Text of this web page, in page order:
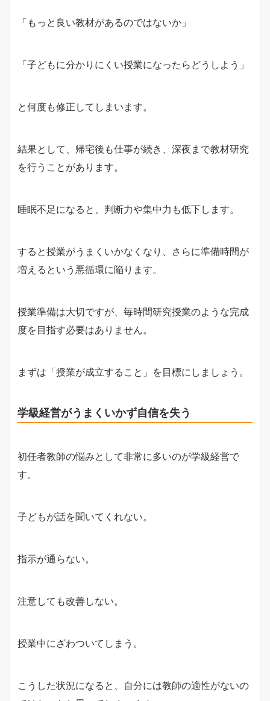
「もっと良い教材があるのではないか」
「子どもに分かりにくい授業になったらどうしよう」
と何度も修正してしまいます。
結果として、帰宅後も仕事が続き、深夜まで教材研究
を行うことがあります。
睡眠不足になると、判断力や集中力も低下します。
すると授業がうまくいかなくなり、さらに準備時間が
増えるという悪循環に陥ります。
授業準備は大切ですが、毎時間研究授業のような完成
度を目指す必要はありません。
まずは「授業が成立すること」を目標にしましょう。
学級経営がうまくいかず自信を失う
初任者教師の悩みとして非常に多いのが学級経営で
す。
子どもが話を聞いてくれない。
指示が通らない。
注意しても改善しない。
授業中にざわついてしまう。
こうした状況になると、自分には教師の適性がないの